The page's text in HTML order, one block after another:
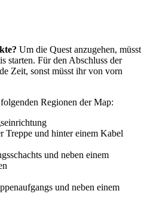
Um die Quest anzugehen, müsst
starten. Für den Abschluss der
Zeit, sonst müsst ihr von vorn
Regionen der Map:
Treppe und hinter einem Kabel
und neben einem
und neben einem